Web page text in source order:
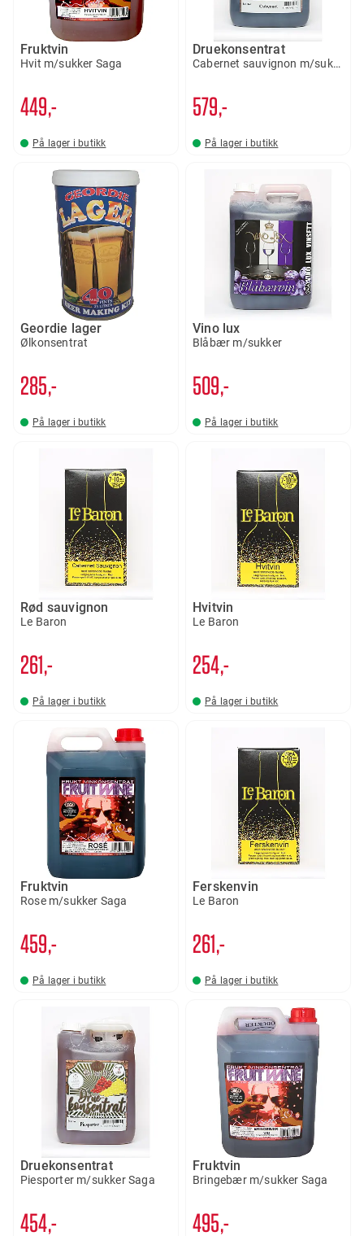
Fruktvin
Hvit m/sukker Saga
449,-
På lager i butikk
Druekonsentrat
Cabernet sauvignon m/sukker
579,-
På lager i butikk
Geordie lager
Ølkonsentrat
285,-
På lager i butikk
Vino lux
Blåbær m/sukker
509,-
På lager i butikk
Rød sauvignon
Le Baron
261,-
På lager i butikk
Hvitvin
Le Baron
254,-
På lager i butikk
Fruktvin
Rose m/sukker Saga
459,-
På lager i butikk
Ferskenvin
Le Baron
261,-
På lager i butikk
Druekonsentrat
Piesporter m/sukker Saga
454,-
Fruktvin
Bringebær m/sukker Saga
495,-